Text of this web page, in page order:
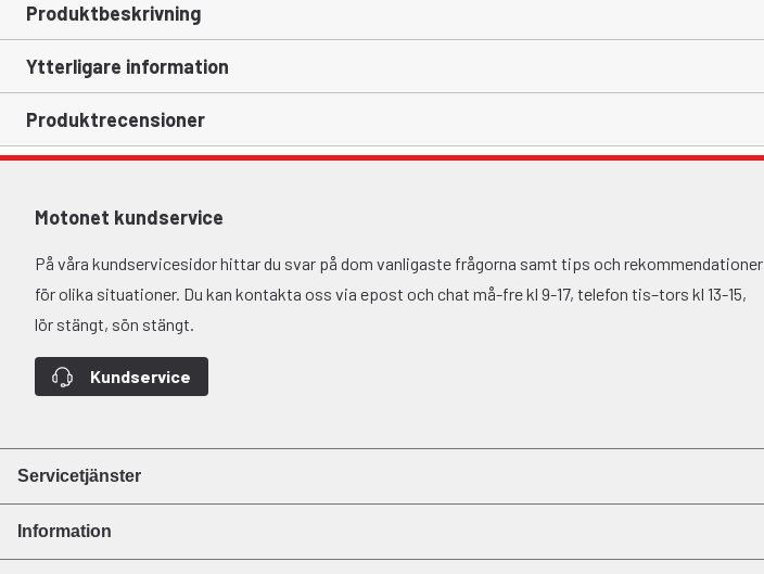
Produktbeskrivning
Ytterligare information
Produktrecensioner
Motonet kundservice
På våra kundservicesidor hittar du svar på dom vanligaste frågorna samt tips och rekommendationer
för olika situationer. Du kan kontakta oss via epost och chat må-fre kl 9-17, telefon tis–tors kl 13-15,
lör stängt, sön stängt.
Kundservice
Servicetjänster
Information